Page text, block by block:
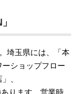
埼玉県には、「本
ショップフロー
、
ります。営業時